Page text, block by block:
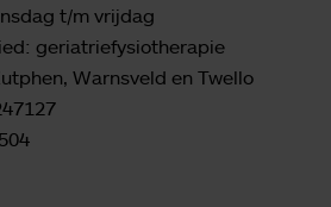
t/m vrijdag
geriatriefysiotherapie
Warnsveld en Twello